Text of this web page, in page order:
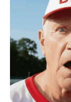
5. Cropped